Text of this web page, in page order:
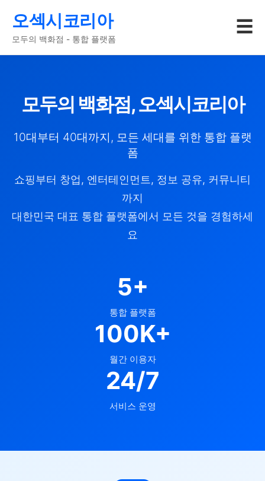
오섹시코리아
모두의 백화점 - 통합 플랫폼
☰
모두의 백화점, 오섹시코리아
10대부터 40대까지, 모든 세대를 위한 통합 플랫
폼
쇼핑부터 창업, 엔터테인먼트, 정보 공유, 커뮤니티
까지
대한민국 대표 통합 플랫폼에서 모든 것을 경험하세
요
5+
통합 플랫폼
100K+
월간 이용자
24/7
서비스 운영